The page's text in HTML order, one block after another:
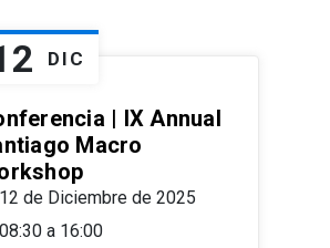
DIC
| IX Annual
Macro
12 de Diciembre de 2025
08:30 a 16:00